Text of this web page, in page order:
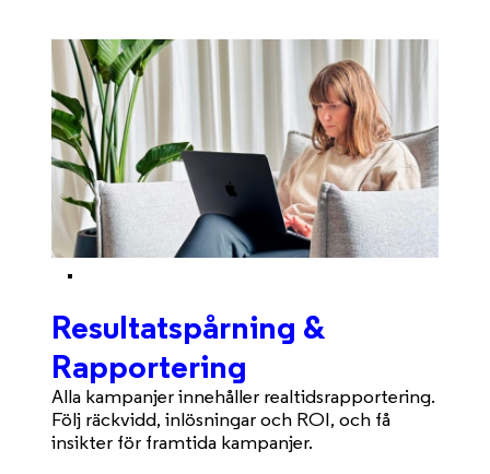
Resultatspårning &
Rapportering
Alla kampanjer innehåller realtidsrapportering.
Följ räckvidd, inlösningar och ROI, och få
insikter för framtida kampanjer.